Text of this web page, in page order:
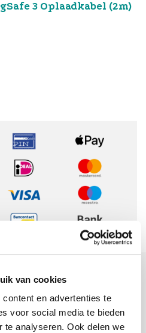
van cookies
en advertenties te
voor social media te bieden
te analyseren. Ook delen we
3 Oplaadkabel (2m)
in huis